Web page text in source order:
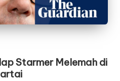
Starmer Melemah di